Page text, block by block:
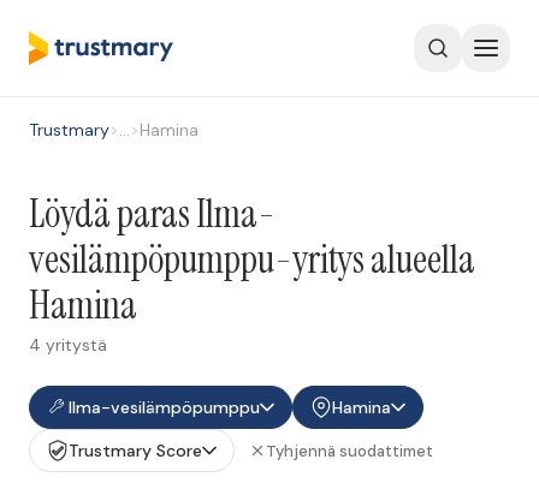
Trustmary>…>Hamina
Löydä paras Ilma-
vesilämpöpumppu-yritys alueella
Hamina
4 yritystä
Ilma-vesilämpöpumppu
Hamina
Trustmary Score
Tyhjennä suodattimet